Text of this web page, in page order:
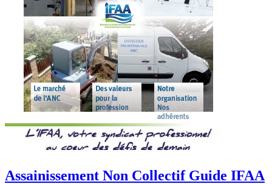
Assainissement Non Collectif Guide IFAA